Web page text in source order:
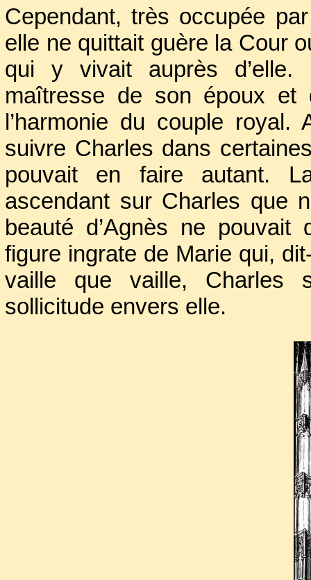
Cependant, très occupée
elle ne quittait guère la Cour
qui y vivait auprès
maîtresse de son époux et
l’harmonie du couple royal.
suivre Charles dans
pouvait en faire autant.
ascendant sur Charles que
beauté d’Agnès ne
figure ingrate de Marie qui,
vaille que vaille, Charles
sollicitude envers elle.
Réfugiée à Chinon, après
était constituée une petite
piété, pouvait enfin arborer
dans la couche royale puis
Anglais ne possédaient plus
Marie, épuisée par ses
présentait une santé fragile.
pas, Marie suivit la
trône de France.